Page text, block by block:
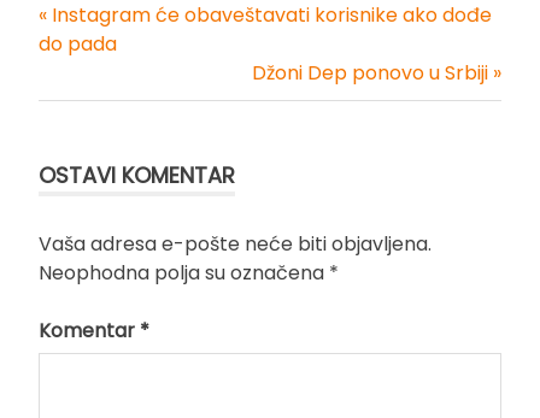
Kretanje
članka
« Instagram će obaveštavati korisnike ako dođe
do pada
Džoni Dep ponovo u Srbiji »
OSTAVI KOMENTAR
Vaša adresa e-pošte neće biti objavljena.
Neophodna polja su označena *
Komentar *